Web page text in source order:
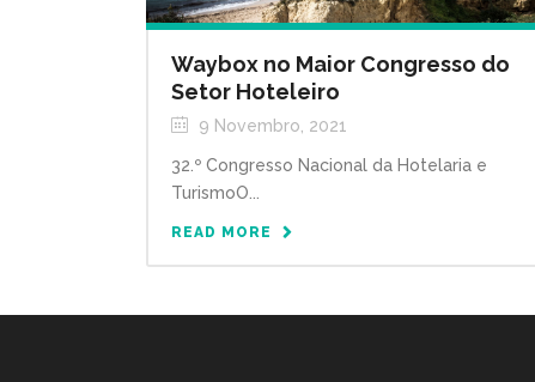
Waybox no Maior Congresso do
Setor Hoteleiro
9 Novembro, 2021
32.º Congresso Nacional da Hotelaria e
TurismoO...
READ MORE